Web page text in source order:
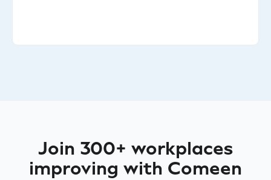
Join 300+ workplaces
improving with Comeen